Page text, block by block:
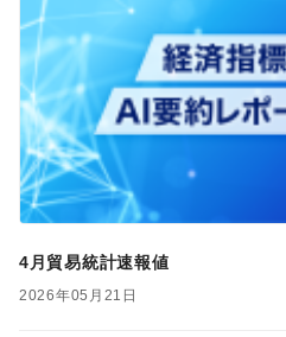
4月貿易統計速報値
2026年05月21日